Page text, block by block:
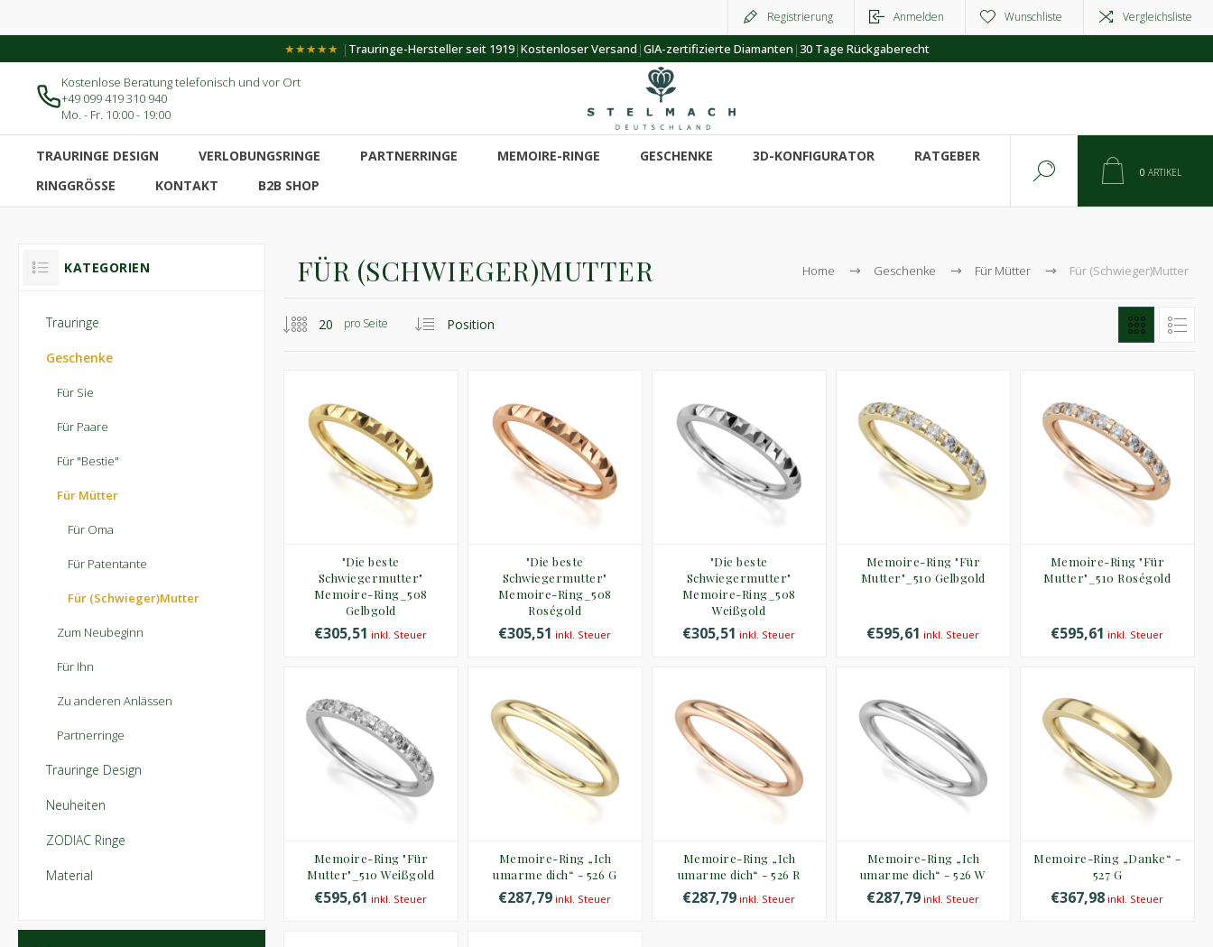
Registrierung Anmelden Wunschliste Vergleichsliste
★★★★★ | Trauringe-Hersteller seit 1919|Kostenloser Versand |GIA-zertifizierte Diamanten |30 Tage Rückgaberecht
Kostenlose Beratung telefonisch und vor Ort
+49 099 419 310 940
Mo. - Fr. 10:00 - 19:00
TRAURINGE DESIGN VERLOBUNGSRINGE PARTNERRINGE MEMOIRE-RINGE GESCHENKE 3D-KONFIGURATOR
RATGEBER
RINGGRÖSSE
KONTAKT B2B SHOP
0 ARTIKEL
Home Geschenke Für Mütter Für (Schwieger)Mutter
FÜR (SCHWIEGER)MUTTER
pro Seite
"Die beste
Schwiegermutter"
Memoire-Ring_508
Gelbgold
€305,51 inkl. Steuer
"Die beste
Schwiegermutter"
Memoire-Ring_508
Roségold
€305,51 inkl. Steuer
"Die beste
Schwiegermutter"
Memoire-Ring_508
Weißgold
€305,51 inkl. Steuer
Memoire-Ring "Für
Mutter"_510 Gelbgold
€595,61 inkl. Steuer
Memoire-Ring "Für
Mutter"_510 Roségold
€595,61 inkl. Steuer
Memoire-Ring "Für
Mutter"_510 Weißgold
€595,61 inkl. Steuer
Memoire-Ring „Ich
umarme dich“ - 526 G
€287,79 inkl. Steuer
Memoire-Ring „Ich
umarme dich“ - 526 R
€287,79 inkl. Steuer
Memoire-Ring „Ich
umarme dich“ - 526 W
€287,79 inkl. Steuer
Memoire-Ring „Danke“ -
527 G
€367,98 inkl. Steuer
KATEGORIEN
Trauringe
Geschenke
Für Sie
Für Paare
Für "Bestie"
Für Mütter
Für Oma
Für Patentante
Für (Schwieger)Mutter
Zum Neubeginn
Für Ihn
Zu anderen Anlässen
Partnerringe
Trauringe Design
Neuheiten
ZODIAC Ringe
Material